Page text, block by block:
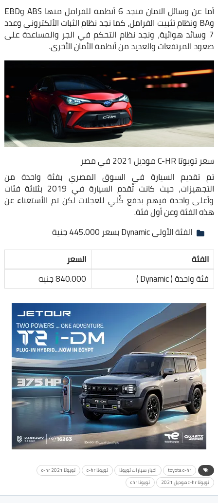
أما عن وسائل الامان فنجد 6 أنظمة للفرامل منها ABS وEBD
وBA ونظام تثبيت الفرامل، كما نجد نظام الثبات الألكتروني وعدد
7 وسائد هوائية، ونجد نظام التحكم في الجر والمساعدة على
صعود المرتفعات والعديد من أنظمة الأمان الأخرى.
سعر تويوتا C-HR موديل 2021 في مصر
تم تقديم السيارة في السوق المصري بفئة واحدة من
التجهيزات، حيث كانت تُقدم السيارة في 2019 بثلاثة فئات
وأعلى واحدة فيهم بدفع كُلي للعجلات لكن تم الأستغناء عن
هذه الفئة وعن أول فئة.
الفئة الأولى Dynamic بسعر 445.000 جنية
الفئة
السعر
فئة واحدة ( Dynamic )
840.000 جنيه
toyota c-hr اخبار سيارات تويوتا تويوتا c-hr
تويوتا c-hr 2021
تويوتا c-hr موديل 2021
تويوتا chr